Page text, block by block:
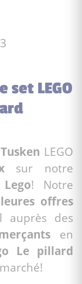
LEGO
LEGO
sur notre
! Notre
offres
auprès des
en
Le pillard